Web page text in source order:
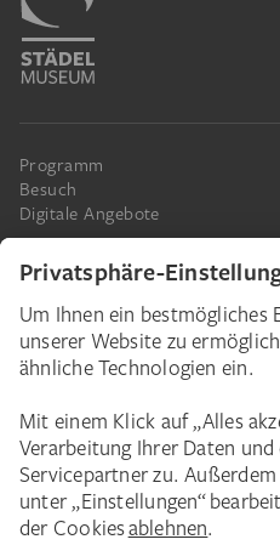
Programm
Besuch
Digitale Angebote
Das Städel
Spenden
Schenkungen & Nachlass
Corporate Events
Städelverein
Karriere